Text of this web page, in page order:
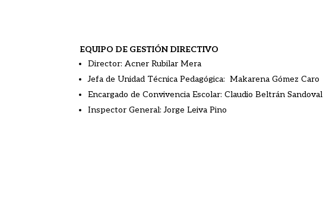
EQUIPO DE GESTIÓN DIRECTIVO
Director:Acner Rubilar Mera
Jefa de Unidad Técnica Pedagógica: Makarena Gómez Caro
Encargado de Convivencia Escolar: Claudio Beltrán Sandoval
Inspector General: Jorge Leiva Pino